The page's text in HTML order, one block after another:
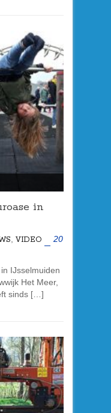
in
VIDEO
20
IJsselmuiden
Het Meer,
sinds […]